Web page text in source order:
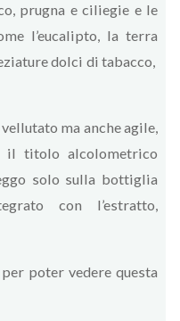
prugna e ciliegie e le
l’eucalipto, la terra
dolci di tabacco,
ma anche agile,
titolo alcolometrico
solo sulla bottiglia
con l’estratto,
poter vedere questa